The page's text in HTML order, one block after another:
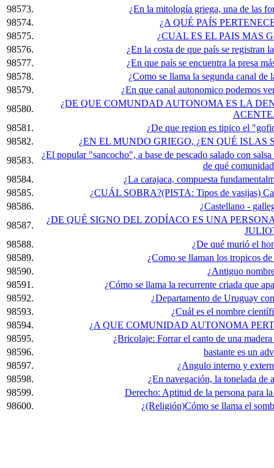
98573.
¿En la mitología griega, una de las
98574.
¿A QUÉ PAÍS
98575.
¿CUAL ES EL PAIS MAS
98576.
¿En la costa de que país se registran
98577.
¿En que país se encuentra la presa
98578.
¿Como se llama la segunda canal
98579.
¿En que canal autonomico podemos
98580.
¿DE QUE COMUNDAD AUTONOMA ES LA
98581.
¿De que region es tipico el
98582.
¿EN EL MUNDO GRIEGO, ¿EN QUÉ
98583.
¿El popular "sancocho", a base de pescado salado con
de qué
98584.
¿La carajaca, compuesta
98585.
¿CUÁL SOBRA?(PISTA: Tipos de vasijas)
98586.
¿Castellano -
98587.
¿DE QUÉ SIGNO DEL ZODÍACO ES UNA
98588.
¿De qué murió el
98589.
¿Como se llaman los tropicos
98590.
¿Antiguo
98591.
¿Cómo se llama la recurrente criada que
98592.
¿Departamento de Uruguay
98593.
¿Cuál es el nombre
98594.
¿A QUE COMUNIDAD AUTONOMA
98595.
¿Bricolaje: Forrar el canto de una
98596.
bastante es un
98597.
¿Angulo interno y
98598.
¿En navegación, la tonelada de
98599.
Derecho: Aptitud de la persona para
98600.
¿(Religión)Cómo se llama el